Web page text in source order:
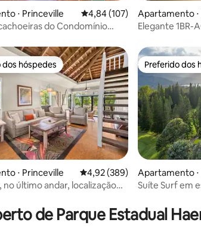
de 5, 199 avaliações
⋅ Princeville 4,84 de uma avaliação média
4,84 (107)
do Condomínio
Apartamento ⋅
Elegante 1BR-
de 5, 314 avaliações
dos hóspedes
dos hóspedes
⋅ Princeville 4,92 de uma avaliação média
4,92 (389)
no último andar, localização
Preferido dos
Preferido dos
Apartamento ⋅
Suíte Surf em
de Parque Estadual